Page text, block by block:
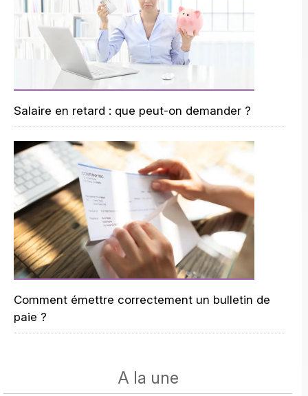
Salaire en retard : que peut-on demander ?
Comment émettre correctement un bulletin de
paie ?
A la une